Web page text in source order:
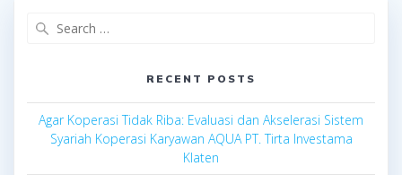
RECENT POSTS
Agar Koperasi Tidak Riba: Evaluasi dan Akselerasi Sistem
Syariah Koperasi Karyawan AQUA PT. Tirta Investama
Klaten